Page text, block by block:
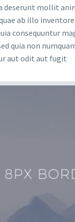
mollit
ab illo
consequuntur
quia non
aut odit aut fugit